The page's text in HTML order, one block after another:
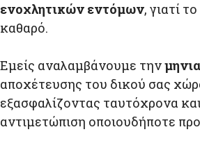
ενοχλητικών εντόμων, γιατί
καθαρό.
Εμείς αναλαμβάνουμε την
αποχέτευσης του δικού σας
εξασφαλίζοντας ταυτόχρονα
αντιμετώπιση οποιουδήποτε